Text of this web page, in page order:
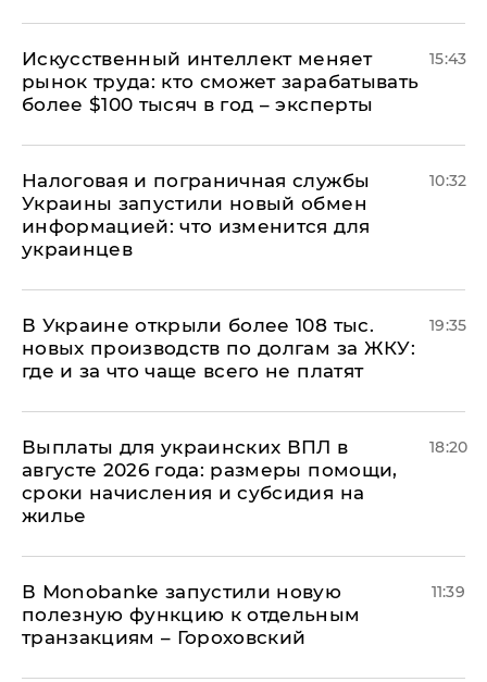
Искусственный интеллект меняет
рынок труда: кто сможет зарабатывать
более $100 тысяч в год – эксперты
15:43
Налоговая и пограничная службы
Украины запустили новый обмен
информацией: что изменится для
украинцев
10:32
В Украине открыли более 108 тыс.
новых производств по долгам за ЖКУ:
где и за что чаще всего не платят
19:35
Выплаты для украинских ВПЛ в
августе 2026 года: размеры помощи,
сроки начисления и субсидия на
жилье
18:20
В Мonobankе запустили новую
полезную функцию к отдельным
транзакциям – Гороховский
11:39